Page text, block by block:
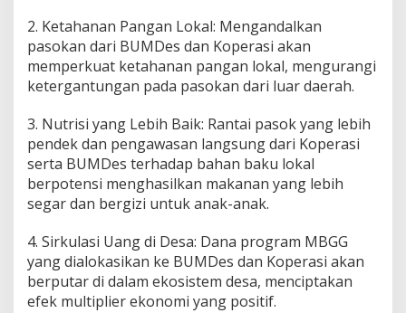
2. Ketahanan Pangan Lokal: Mengandalkan
pasokan dari BUMDes dan Koperasi akan
memperkuat ketahanan pangan lokal, mengurangi
ketergantungan pada pasokan dari luar daerah.
3. Nutrisi yang Lebih Baik: Rantai pasok yang lebih
pendek dan pengawasan langsung dari Koperasi
serta BUMDes terhadap bahan baku lokal
berpotensi menghasilkan makanan yang lebih
segar dan bergizi untuk anak-anak.
4. Sirkulasi Uang di Desa: Dana program MBGG
yang dialokasikan ke BUMDes dan Koperasi akan
berputar di dalam ekosistem desa, menciptakan
efek multiplier ekonomi yang positif.